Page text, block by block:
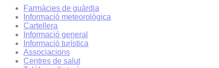
Farmàcies de guàrdia
Informació meteorològica
Cartellera
Informació general
Informació turística
Associacions
Centres de salut